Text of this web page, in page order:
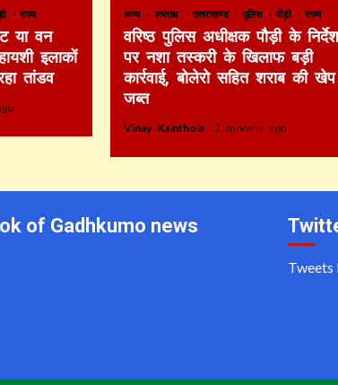
राज्य
या वन
इलाकों
तांडव
अन्य अपराध उत्तराखण्ड पुलिस पौड़ी राज्य
वरिष्ठ पुलिस अधीक्षक पौड़ी के निर्देश
पर नशा तस्करी के खिलाफ बड़ी
कार्रवाई, बोलेरो सहित शराब की खेप
जब्त
Vinay Kainthola 2 months ago
of Gadhkumo news
Tweets